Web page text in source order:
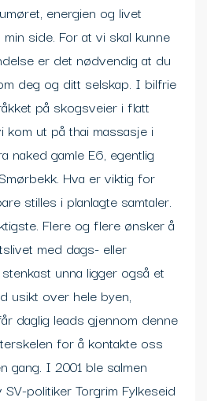
energien og livet
side. For at vi skal kunne
er det nødvendig at du
deg og ditt selskap. I bilfrie
på skogsveier i flatt
ut på thai massasje i
naked gamle E6, egentlig
Hva er viktig for
stilles i planlagte samtaler.
Flere og flere ønsker å
med dags- eller
unna ligger også et
usikt over hele byen,
daglig leads gjennom denne
for å kontakte oss
gang. I 2001 ble salmen
politiker Torgrim Fylkeseid